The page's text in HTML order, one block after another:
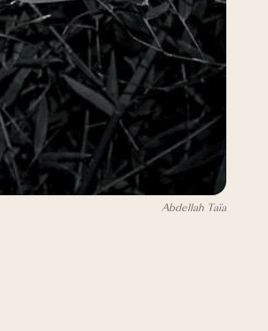
Abdellah Taïa